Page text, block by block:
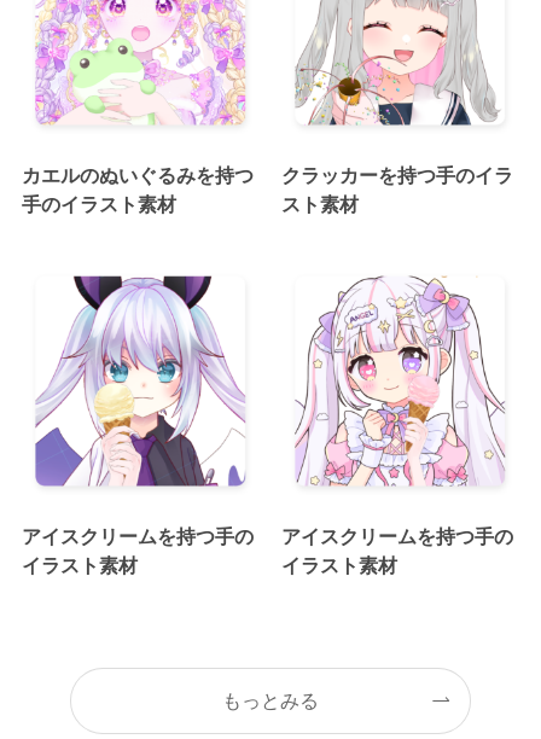
カエルのぬいぐるみを持つ
手のイラスト素材
クラッカーを持つ手のイラ
スト素材
アイスクリームを持つ手の
イラスト素材
アイスクリームを持つ手の
イラスト素材
もっとみる